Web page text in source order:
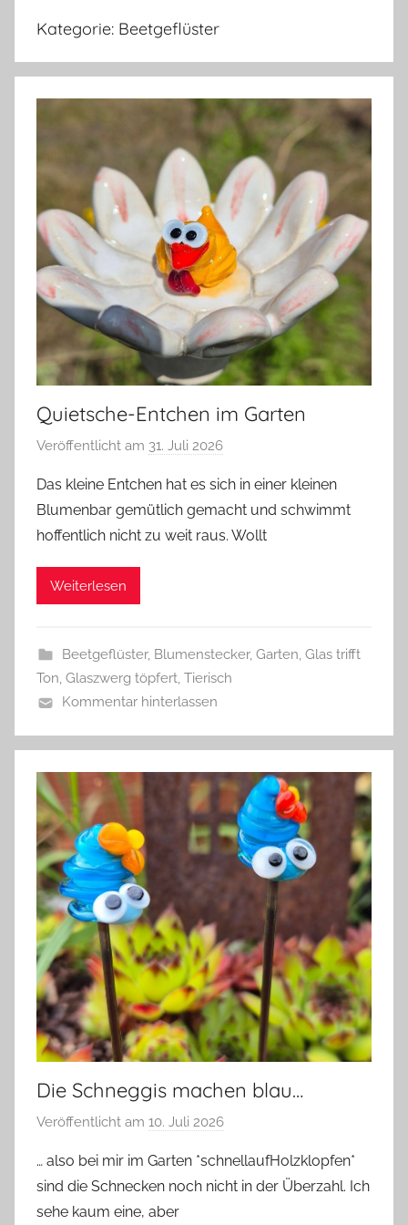
Kategorie: Beetgeflüster
Quietsche-Entchen im Garten
Veröffentlicht am 31. Juli 2026
n
G
l
e
r
Das kleine Entchen hat es sich in einer kleinen
Blumenbar gemütlich gemacht und schwimmt
hoffentlich nicht zu weit raus. Wollt
Weiterlesen
Beetgeflüster, Blumenstecker, Garten, Glas trifft
Ton, Glaszwerg töpfert, Tierisch
Kommentar hinterlassen
Die Schneggis machen blau…
Veröffentlicht am 10. Juli 2026
n
G
… also bei mir im Garten *schnellaufHolzklopfen*
sind die Schnecken noch nicht in der Überzahl. Ich
sehe kaum eine, aber